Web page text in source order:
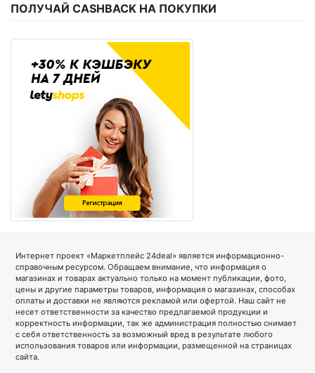
ПОЛУЧАЙ CASHBACK НА ПОКУПКИ
Интернет проект «Маркетплейс 24deal» является информационно-
справочным ресурсом. Обращаем внимание, что информация о
магазинах и товарах актуально только на момент публикации, фото,
цены и другие параметры товаров, информация о магазинах, способах
оплаты и доставки не являются рекламой или офертой. Наш сайт не
несет ответственности за качество предлагаемой продукции и
корректность информации, так же администрация полностью снимает
с себя ответственность за возможный вред в результате любого
использования товаров или информации, размещенной на страницах
сайта.